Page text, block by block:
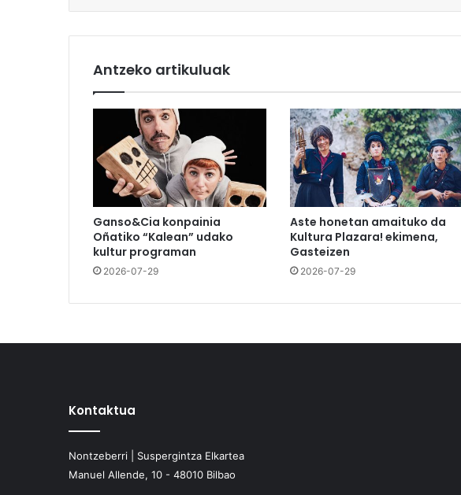
Antzeko artikuluak
Ganso&Cia konpainia
Oñatiko “Kalean” udako
kultur programan
2026-07-29
Aste honetan amaituko da
Kultura Plazara! ekimena,
Gasteizen
2026-07-29
Kontaktua
Nontzeberri | Suspergintza Elkartea
Manuel Allende, 10 - 48010 Bilbao